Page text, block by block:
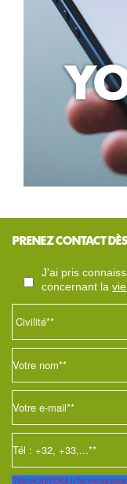
PRENEZ CONTACT
j'ai pris connaissance de la politique d'eteamsys
concernant la